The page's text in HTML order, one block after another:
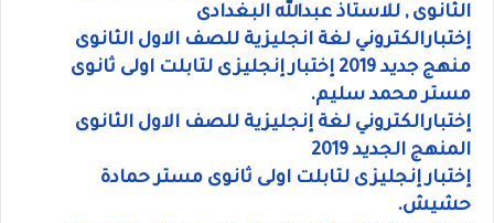
الثانوى , للاستاذ عبدالله البغدادى
إختبارالكتروني لغة انجليزية للصف الاول الثانوى
منهج جديد 2019 إختبار إنجليزى لتابلت اولى ثانوى
مستر محمد سليم.
إختبارالكتروني لغة إنجليزية للصف الاول الثانوى
المنهج الجديد 2019
إختبار إنجليزى لتابلت اولى ثانوى مستر حمادة
حشيش.